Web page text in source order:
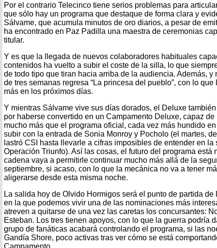
Por el contrario Telecinco tiene serios problemas para
que sólo hay un programa que destaque de forma clara y
Sálvame, que acumula minutos de oro diarios, a pesar de
ha encontrado en Paz Padilla una maestra de ceremonias
titular.
Y es que la llegada de nuevos colaboradores habituales
contenidos ha vuelto a subir el coste de la silla, lo que
de todo tipo que tiran hacia arriba de la audiencia. Además, y
de tres semanas regresa “La princesa del pueblo”, con lo
más en los próximos días.
Y mientras Sálvame vive sus días dorados, el Deluxe
por haberse convertido en un Campamento Deluxe, capaz
mucho más que el programa oficial, cada vez más hundido
subir con la entrada de Sonia Monroy y Pocholo (el martes,
lastró CSI hasta llevarle a cifras imposibles de entender en
Operación Triunfo). Así las cosas, el futuro del programa está
cadena vaya a permitirle continuar mucho más allá de la
septiembre, si acaso, con lo que la mecánica no va a tener
aligerarse desde esta misma noche.
La salida hoy de Olvido Hormigos será el punto de partida
en la que podemos vivir una de las nominaciones más
atreven a quitarse de una vez las caretas los concursantes:
Esteban. Los tres tienen apoyos, con lo que la guerra podría
grupo de fanáticas acabará controlando el programa, si las
Gandía Shore, poco activas tras ver cómo se está
Campamento.